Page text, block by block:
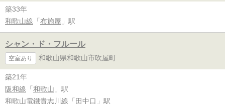
築33年
和歌山線 「 布施屋 」駅
シャン・ド・フルール
空室あり 和歌山県和歌山市吹屋町
築21年
阪和線 「 和歌山 」駅
和歌山電鐵貴志川線 「 田中口 」駅